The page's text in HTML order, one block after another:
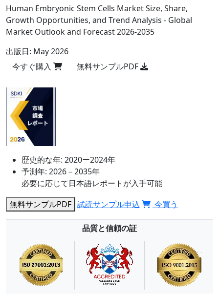
Human Embryonic Stem Cells Market Size, Share,
Growth Opportunities, and Trend Analysis - Global
Market Outlook and Forecast 2026-2035
出版日: May 2026
今すぐ購入
無料サンプルPDF
歴史的な年: 2020ー2024年
予測年: 2026－2035年
必要に応じて日本語レポートが入手可能
無料サンプルPDF 試読サンプル申込 今買う
品質と信頼の証